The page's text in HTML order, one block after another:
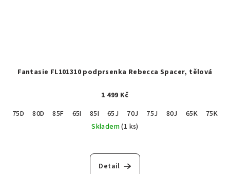
Fantasie FL101310 podprsenka Rebecca Spacer, tělová
1 499 Kč
75D
80D 85F 65I 85I 65J 70J 75J 80J 65K
75K
Skladem(1 ks)
Detail